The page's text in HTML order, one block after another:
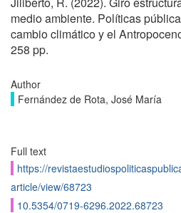
medio ambiente. Políticas
cambio climático y el
258 pp.
Author
Fernández de Rota, José María
Full text
https://
article/view/68723
10.5354/0719-6296.2022.68723